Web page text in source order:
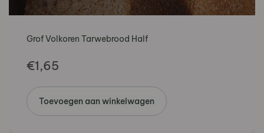
Grof Volkoren Tarwebrood Half
€1,65
Toevoegen aan winkelwagen